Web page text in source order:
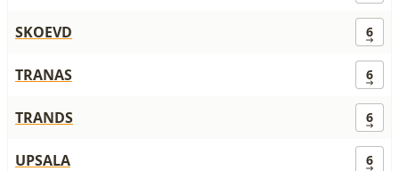
SKOEVD 6
TRANAS 6
TRANDS 6
UPSALA 6